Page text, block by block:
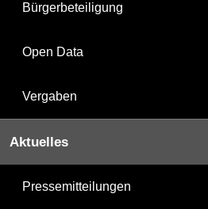
Bürgerbeteiligung
Open Data
Vergaben
Aktuelles
Pressemitteilungen